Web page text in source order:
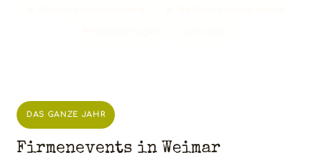
DAS GANZE JAHR
Firmenevents in Weimar